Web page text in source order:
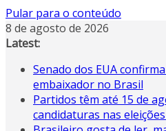
Pular para o conteúdo
8 de agosto de 2026
Latest:
Senado dos EUA
embaixador no Brasil
Partidos têm até 15 de
candidaturas nas